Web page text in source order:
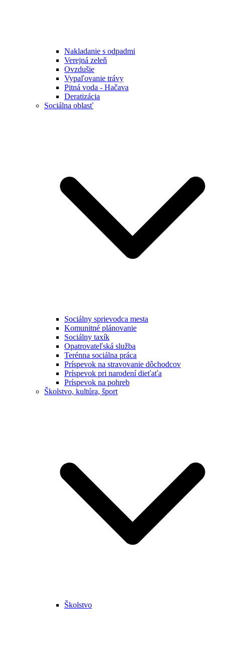
Nakladanie s odpadmi
Verejná zeleň
Ovzdušie
Vypaľovanie trávy
Pitná voda - Hačava
Deratizácia
Sociálna oblasť
Sociálny sprievodca mesta
Komunitné plánovanie
Sociálny taxík
Opatrovateľská služba
Terénna sociálna práca
Príspevok na stravovanie dôchodcov
Príspevok pri narodení dieťaťa
Príspevok na pohreb
Školstvo, kultúra, šport
Školstvo